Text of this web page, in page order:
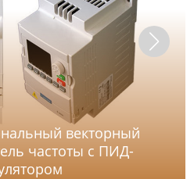
векторный
частоты с ПИД-